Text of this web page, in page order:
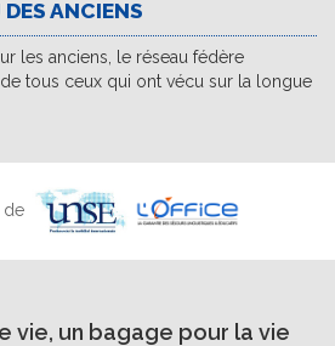
DES ANCIENS
les anciens, le réseau fédère
tous ceux qui ont vécu sur la longue
de
vie, un bagage pour la vie